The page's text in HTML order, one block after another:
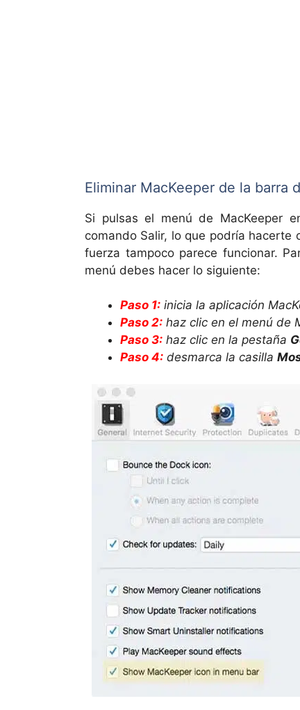
Eliminar MacKeeper de la barra
Si pulsas el menú de MacKeeper
comando Salir, lo que podría hacerte
fuerza tampoco parece funcionar.
menú debes hacer lo siguiente:
Paso 1: inicia la aplicación
Paso 2: haz clic en el menú de
Paso 3: haz clic en la pestaña
Paso 4: desmarca la casilla